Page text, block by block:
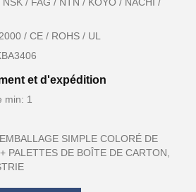
/ CE / ROHS / UL
et d'expédition
min: 1
SIMPLE COLORÉ DE
PALETTES DE BOÎTE DE CARTON,